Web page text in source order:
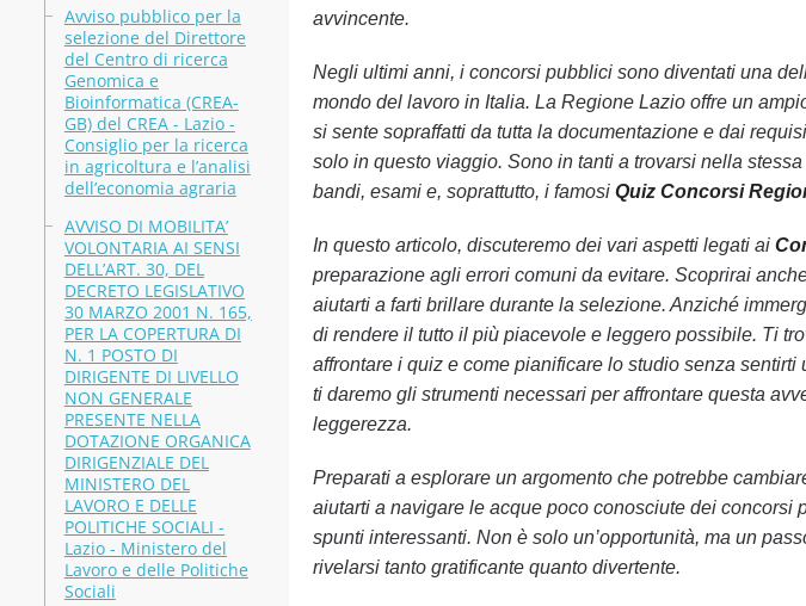
Avviso pubblico per la
selezione del Direttore
del Centro di ricerca
Genomica e
Bioinformatica (CREA-
GB) del CREA - Lazio -
Consiglio per la ricerca
in agricoltura e l’analisi
dell’economia agraria
AVVISO DI MOBILITA’
VOLONTARIA AI SENSI
DELL’ART. 30, DEL
DECRETO LEGISLATIVO
30 MARZO 2001 N. 165,
PER LA COPERTURA DI
N. 1 POSTO DI
DIRIGENTE DI LIVELLO
NON GENERALE
PRESENTE NELLA
DOTAZIONE ORGANICA
DIRIGENZIALE DEL
MINISTERO DEL
LAVORO E DELLE
POLITICHE SOCIALI -
Lazio - Ministero del
Lavoro e delle Politiche
Sociali
avvincente.
Negli ultimi anni, i concorsi pubblici sono diventati una
mondo del lavoro in Italia. La Regione Lazio offre un
si sente sopraffatti da tutta la documentazione e dai
solo in questo viaggio. Sono in tanti a trovarsi nella
bandi, esami e, soprattutto, i famosi Quiz Concorsi
In questo articolo, discuteremo dei vari aspetti legati ai
preparazione agli errori comuni da evitare. Scoprirai
aiutarti a farti brillare durante la selezione. Anziché
di rendere il tutto il più piacevole e leggero possibile. Ti
affrontare i quiz e come pianificare lo studio senza sentirti
ti daremo gli strumenti necessari per affrontare questa
leggerezza.
Preparati a esplorare un argomento che potrebbe
aiutarti a navigare le acque poco conosciute dei concorsi
spunti interessanti. Non è solo un’opportunità, ma un
rivelarsi tanto gratificante quanto divertente.